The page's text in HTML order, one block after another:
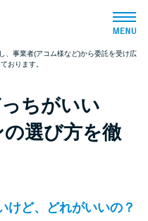
、事業者(アコム様など)から委託を受け広
おります。
ちがいい
選び方を徹
けど、どれがいいの？